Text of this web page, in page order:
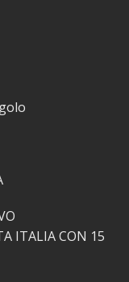
ITALIA CON 15